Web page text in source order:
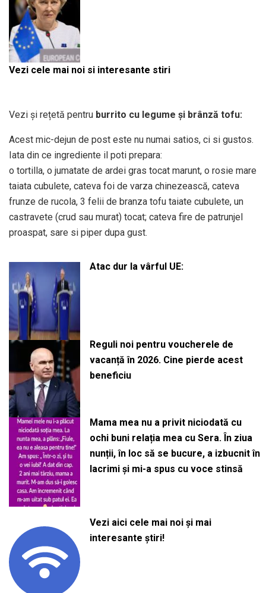
Vezi cele mai noi si interesante stiri
Vezi și rețetă pentru burrito cu legume și brânză tofu:
Acest mic-dejun de post este nu numai satios, ci si gustos.
Iata din ce ingrediente il poti prepara:
o tortilla, o jumatate de ardei gras tocat marunt, o rosie mare
taiata cubulete, cateva foi de varza chinezească, cateva
frunze de rucola, 3 felii de branza tofu taiate cubulete, un
castravete (crud sau murat) tocat; cateva fire de patrunjel
proaspat, sare si piper dupa gust.
Atac dur la vârful UE:
Reguli noi pentru voucherele de
vacanță în 2026. Cine pierde acest
beneficiu
Mama mea nu a privit niciodată cu
ochi buni relația mea cu Sera. În ziua
nunții, în loc să se bucure, a izbucnit în
lacrimi și mi-a spus cu voce stinsă
Vezi aici cele mai noi și mai
interesante știri!